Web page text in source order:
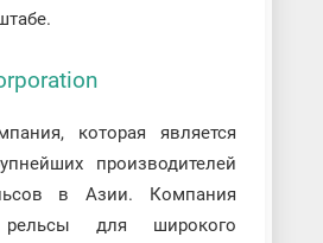
которая является
производителей
в Азии. Компания
рельсы для широкого